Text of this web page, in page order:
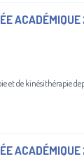
et de kinésithérapie